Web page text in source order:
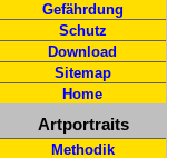
Gefährdung
Schutz
Download
Sitemap
Home
Artportraits
Methodik